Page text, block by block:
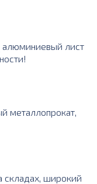
алюминиевый лист
металлопрокат,
складах, широкий